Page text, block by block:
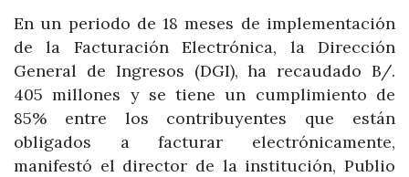
En un periodo de 18 meses de implementación
de la Facturación Electrónica, la Dirección
General de Ingresos (DGI), ha recaudado B/.
405 millones y se tiene un cumplimiento de
85% entre los contribuyentes que están
obligados a facturar electrónicamente,
manifestó el director de la institución, Publio